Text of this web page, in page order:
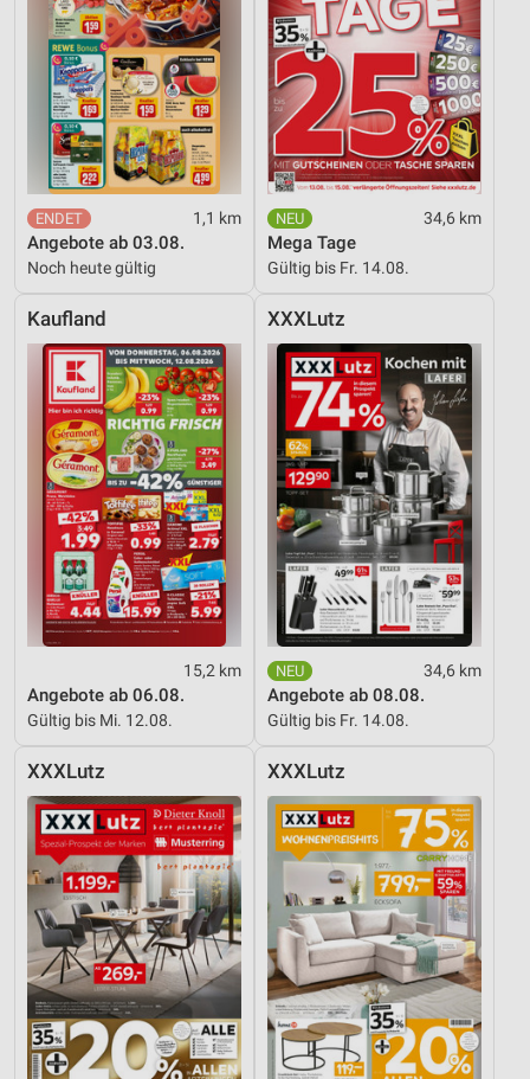
1,1 km
Angebote ab 03.08.
Noch heute gültig
34,6 km
Mega Tage
Gültig bis Fr. 14.08.
Kaufland
15,2 km
Angebote ab 06.08.
Gültig bis Mi. 12.08.
XXXLutz
34,6 km
Angebote ab 08.08.
Gültig bis Fr. 14.08.
XXXLutz XXXLutz